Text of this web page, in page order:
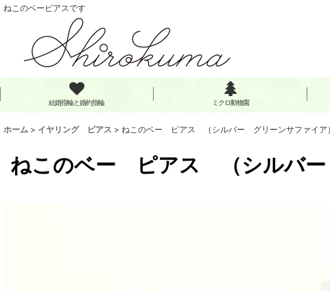
ねこのベーピアスです
結婚指輪と婚約指輪 ミクロ動物園
ホーム > イヤリング ピアス > ねこのベー ピアス （シルバー グリーンサファイ
ねこのベー ピアス （シルバ